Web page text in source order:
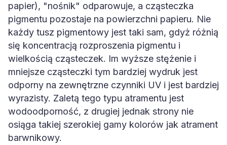
papier), "nośnik" odparowuje, a cząsteczka
pigmentu pozostaje na powierzchni papieru. Nie
każdy tusz pigmentowy jest taki sam, gdyż różnią
się koncentracją rozproszenia pigmentu i
wielkością cząsteczek. Im wyższe stężenie i
mniejsze cząsteczki tym bardziej wydruk jest
odporny na zewnętrzne czynniki UV i jest bardziej
wyrazisty. Zaletą tego typu atramentu jest
wodoodporność, z drugiej jednak strony nie
osiąga takiej szerokiej gamy kolorów jak atrament
barwnikowy.